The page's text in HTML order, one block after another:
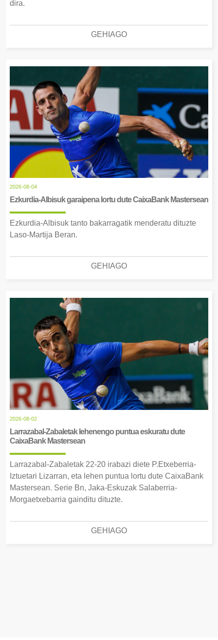
dira.
GEHIAGO
2026-08-04
Ezkurdia-Albisuk garaipena lortu dute CaixaBank Mastersean
Ezkurdia-Albisuk tanto bakarragatik menderatu dituzte
Laso-Martija Beran.
GEHIAGO
2026-08-02
Larrazabal-Zabaletak lehenengo puntua eskuratu dute
CaixaBank Mastersean
Larrazabal-Zabaletak 22-20 irabazi diete P.Etxeberria-
Iztuetari Lizarran, eta lehen puntua lortu dute CaixaBank
Mastersean. Serie Bn, Jaka-Eskuzak Salaberria-
Morgaetxebarria gainditu dituzte.
GEHIAGO